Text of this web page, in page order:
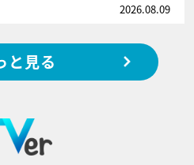
2026.08.09
と見る